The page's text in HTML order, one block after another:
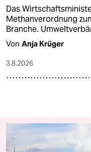
Das
Methanverordnung
Branche.
Von Anja Krüger
3.8.2026